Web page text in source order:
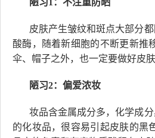
陋习1：不注重防晒
皮肤产生皱纹和斑点大部分
酸酶，随着新细胞的不断更新推
伞、帽子之外，也一定要做好皮
陋习2：偏爱浓妆
妆品含金属成分多，化学成
的化妆品，很容易引起皮肤的黑